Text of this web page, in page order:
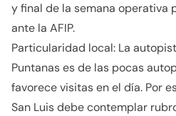
y final de la semana operativa
ante la AFIP.
Particularidad local: La
Puntanas es de las pocas
favorece visitas en el día. Por
San Luis debe contemplar